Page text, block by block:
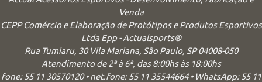
Venda
CEPP Comércio e Elaboração de Protótipos e Produtos Esportivos
Ltda Epp - Actualsports®
Rua Tumiaru, 30 Vila Mariana, São Paulo, SP 04008-050
Atendimento de 2ª à 6ª, das 8:00hs às 18:00hs
fone: 55 11 30570120 • net.fone: 55 11 35544664 • WhatsApp: 55 11